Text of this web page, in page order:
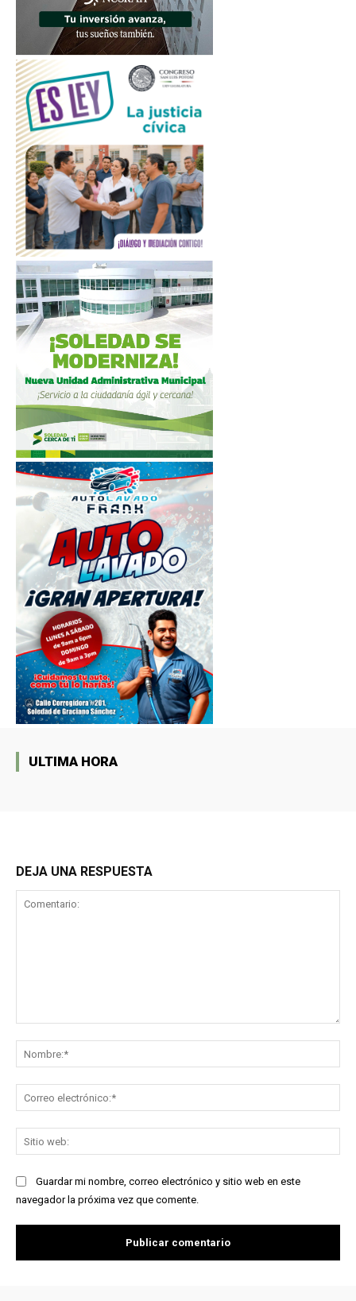
ULTIMA HORA
DEJA UNA RESPUESTA
Guardar mi nombre, correo electrónico y sitio web en este
navegador la próxima vez que comente.